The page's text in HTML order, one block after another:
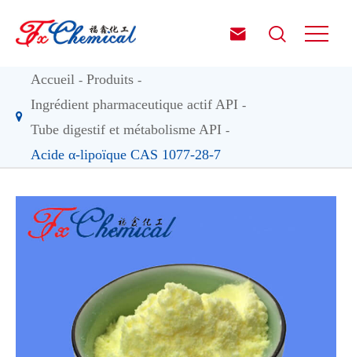
 
Accueil
Produits
Ingrédient pharmaceutique actif API
Tube digestif et métabolisme API
Acide α-lipoïque CAS 1077-28-7